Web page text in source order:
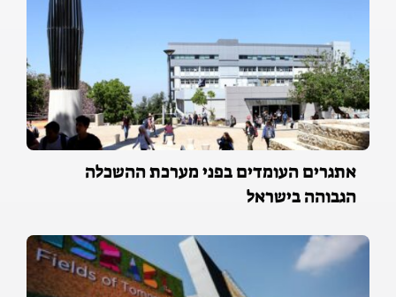
אתגרים העומדים בפני מערכת ההשכלה
הגבוהה בישראל